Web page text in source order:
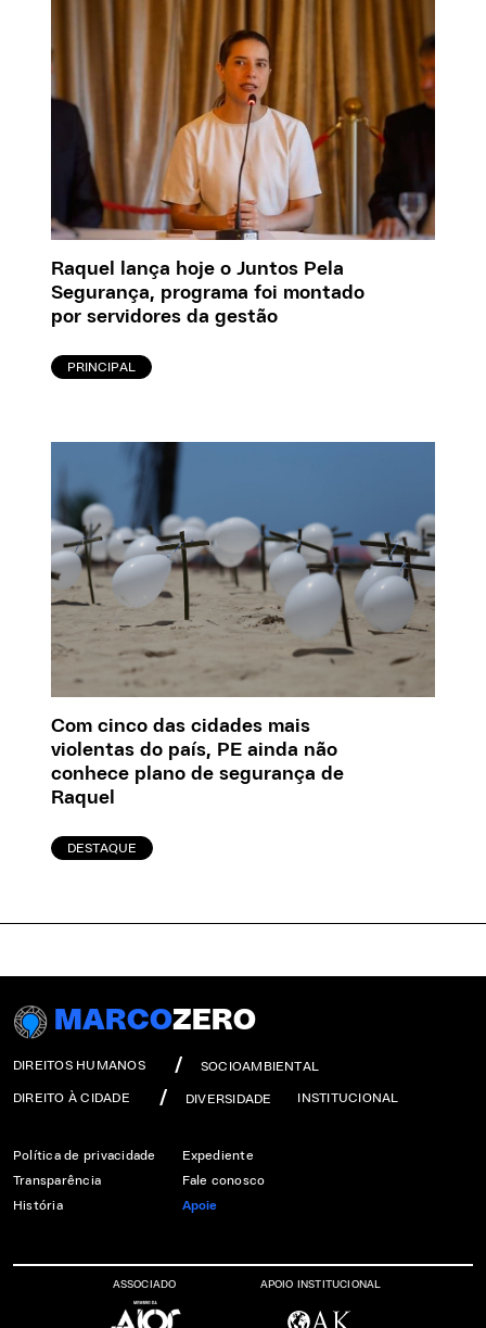
Raquel lança hoje o Juntos Pela
Segurança, programa foi montado
por servidores da gestão
PRINCIPAL
Com cinco das cidades mais
violentas do país, PE ainda não
conhece plano de segurança de
Raquel
DESTAQUE
MARCOZERO
DIREITOS HUMANOS SOCIOAMBIENTAL
DIREITO À CIDADE DIVERSIDADE INSTITUCIONAL
Política de privacidade
Transparência
História
Expediente
Fale conosco
Apoie
ASSOCIADO APOIO INSTITUCIONAL